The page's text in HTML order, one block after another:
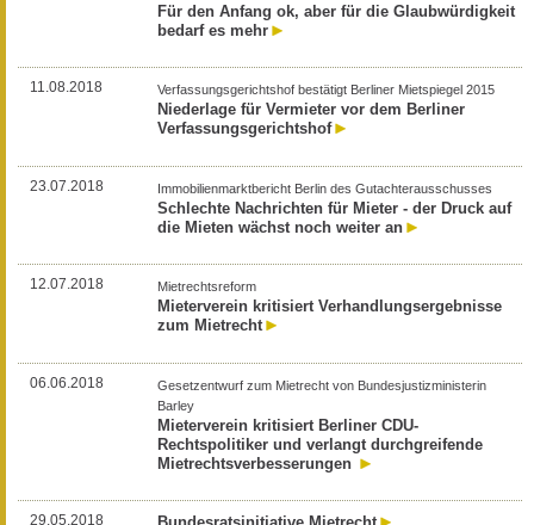
Für den Anfang ok, aber für die Glaubwürdigkeit
bedarf es mehr
11.08.2018 Verfassungsgerichtshof bestätigt Berliner Mietspiegel 2015
Niederlage für Vermieter vor dem Berliner
Verfassungsgerichtshof
23.07.2018 Immobilienmarktbericht Berlin des Gutachterausschusses
Schlechte Nachrichten für Mieter - der Druck auf
die Mieten wächst noch weiter an
12.07.2018 Mietrechtsreform
Mieterverein kritisiert Verhandlungsergebnisse
zum Mietrecht
06.06.2018
Gesetzentwurf zum Mietrecht von Bundesjustizministerin
Barley
Mieterverein kritisiert Berliner CDU-
Rechtspolitiker und verlangt durchgreifende
Mietrechtsverbesserungen
29.05.2018